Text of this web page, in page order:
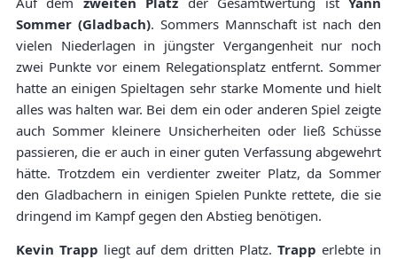
Sommer (Gladbach). Sommers Mannschaft ist nach den
vielen Niederlagen in jüngster Vergangenheit nur noch
zwei Punkte vor einem Relegationsplatz entfernt. Sommer
hatte an einigen Spieltagen sehr starke Momente und hielt
alles was halten war. Bei dem ein oder anderen Spiel zeigte
auch Sommer kleinere Unsicherheiten oder ließ Schüsse
passieren, die er auch in einer guten Verfassung abgewehrt
hätte. Trotzdem ein verdienter zweiter Platz, da Sommer
den Gladbachern in einigen Spielen Punkte rettete, die sie
dringend im Kampf gegen den Abstieg benötigen.
Kevin Trapp liegt auf dem dritten Platz. Trapp erlebte in